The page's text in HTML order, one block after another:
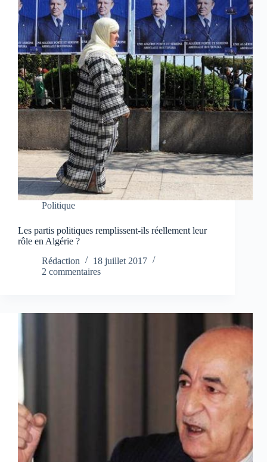
Politique
Les partis politiques remplissent-ils réellement leur
rôle en Algérie ?
Rédaction
18 juillet 2017
2 commentaires